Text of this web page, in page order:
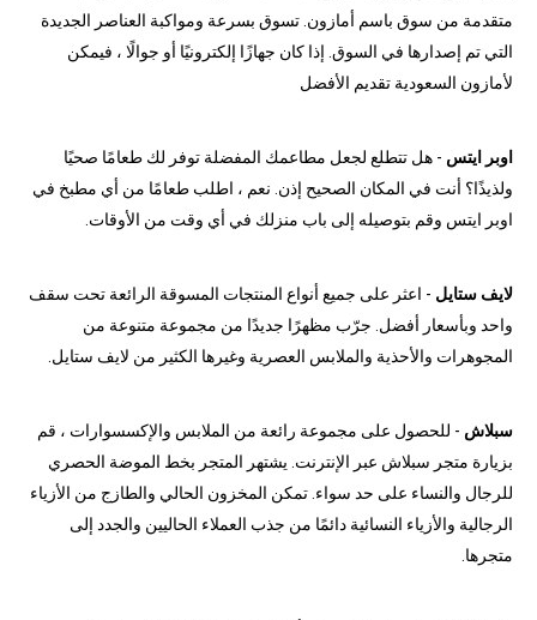
متقدمة من سوق باسم أمازون. تسوق بسرعة ومواكبة العناصر الجديدة
التي تم إصدارها في السوق. إذا كان جهازًا إلكترونيًا أو جوالًا ، فيمكن
لأمازون السعودية تقديم الأفضل
اوبر ايتس - هل تتطلع لجعل مطاعمك المفضلة توفر لك طعامًا صحيًا
ولذيذًا؟ أنت في المكان الصحيح إذن. نعم ، اطلب طعامًا من أي مطبخ في
اوبر ايتس وقم بتوصيله إلى باب منزلك في أي وقت من الأوقات.
لايف ستايل - اعثر على جميع أنواع المنتجات المسوقة الرائعة تحت سقف
واحد وبأسعار أفضل. جرّب مظهرًا جديدًا من مجموعة متنوعة من
المجوهرات والأحذية والملابس العصرية وغيرها الكثير من لايف ستايل.
سبلاش - للحصول على مجموعة رائعة من الملابس والإكسسوارات ، قم
بزيارة متجر سبلاش عبر الإنترنت. يشتهر المتجر بخط الموضة الحصري
للرجال والنساء على حد سواء. تمكن المخزون الحالي والطازج من الأزياء
الرجالية والأزياء النسائية دائمًا من جذب العملاء الحاليين والجدد إلى
متجرها.